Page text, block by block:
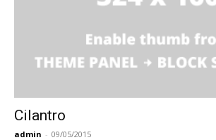
Cilantro
admin - 09/05/2015